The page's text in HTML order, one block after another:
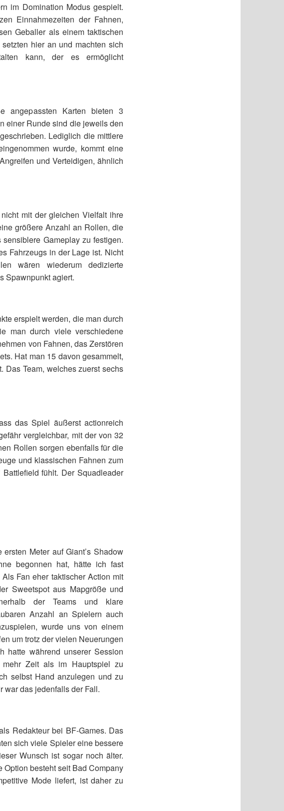
im Domination Modus gespielt.
Einnahmezeiten der Fahnen,
Geballer als einem taktischen
hier an und machten sich
kann, der es ermöglicht
angepassten Karten bieten 3
einer Runde sind die jeweils den
Lediglich die mittlere
wurde, kommt eine
und Verteidigen, ähnlich
mit der gleichen Vielfalt ihre
größere Anzahl an Rollen, die
Gameplay zu festigen.
Fahrzeugs in der Lage ist. Nicht
wären wiederum dedizierte
Spawnpunkt agiert.
erspielt werden, die man durch
man durch viele verschiedene
von Fahnen, das Zerstören
Hat man 15 davon gesammelt,
Das Team, welches zuerst sechs
das Spiel äußerst actionreich
vergleichbar, mit der von 32
Rollen sorgen ebenfalls für die
und klassischen Fahnen zum
fühlt. Der Squadleader
Meter auf Giant’s Shadow
begonnen hat, hätte ich fast
Fan eher taktischer Action mit
Sweetspot aus Mapgröße und
der Teams und klare
Anzahl an Spielern auch
wurde uns von einem
um trotz der vielen Neuerungen
hatte während unserer Session
Zeit als im Hauptspiel zu
selbst Hand anzulegen und zu
war das jedenfalls der Fall.
Redakteur bei BF-Games. Das
sich viele Spieler eine bessere
Wunsch ist sogar noch älter.
besteht seit Bad Company
Mode liefert, ist daher zu